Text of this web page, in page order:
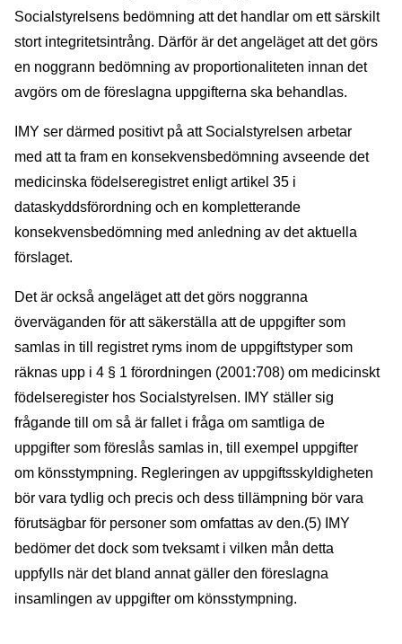
Socialstyrelsens bedömning att det handlar om ett särskilt
stort integritetsintrång. Därför är det angeläget att det görs
en noggrann bedömning av proportionaliteten innan det
avgörs om de föreslagna uppgifterna ska behandlas.
IMY ser därmed positivt på att Socialstyrelsen arbetar
med att ta fram en konsekvensbedömning avseende det
medicinska födelseregistret enligt artikel 35 i
dataskyddsförordning och en kompletterande
konsekvensbedömning med anledning av det aktuella
förslaget.
Det är också angeläget att det görs noggranna
överväganden för att säkerställa att de uppgifter som
samlas in till registret ryms inom de uppgiftstyper som
räknas upp i 4 § 1 förordningen (2001:708) om medicinskt
födelseregister hos Socialstyrelsen. IMY ställer sig
frågande till om så är fallet i fråga om samtliga de
uppgifter som föreslås samlas in, till exempel uppgifter
om könsstympning. Regleringen av uppgiftsskyldigheten
bör vara tydlig och precis och dess tillämpning bör vara
förutsägbar för personer som omfattas av den.(5) IMY
bedömer det dock som tveksamt i vilken mån detta
uppfylls när det bland annat gäller den föreslagna
insamlingen av uppgifter om könsstympning.